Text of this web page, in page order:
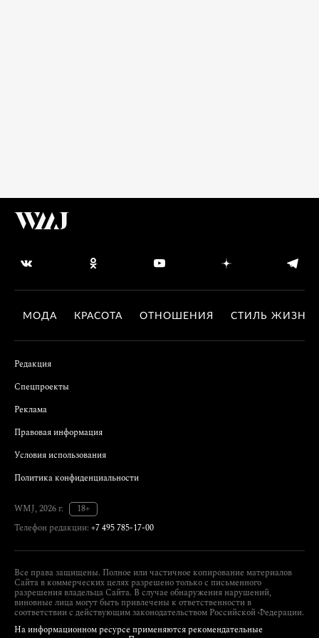
МОДА КРАСОТА ОТНОШЕНИЯ СТИЛЬ ЖИЗНИ
Редакция
Спецпроекты
Реклама
Правовая информация
Условия использования
Политика конфиденциальности
WMJ, 2026 г.
18+
Телефон редакции: +7 495 785-17-00
Все права защищены. Полное или частичное копирование материалов
Сайта в коммерческих целях разрешено только с письменного
разрешения владельца Сайта. В случае обнаружения нарушений,
виновные лица могут быть привлечены к ответственности в
соответствии с действующим законодательством Российской Федерации.
На информационном ресурсе применяются рекомендательные